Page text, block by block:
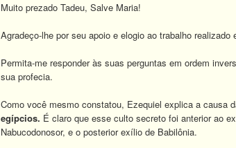
Muito prezado Tadeu, Salve Maria!
Agradeço-lhe por seu apoio e elogio ao trabalho
Permita-me responder às suas perguntas em ordem
sua profecia.
Como você mesmo constatou, Ezequiel explica a causa
egípcios. É claro que esse culto secreto foi anterior ao
Nabucodonosor, e o posterior exílio de Babilônia.